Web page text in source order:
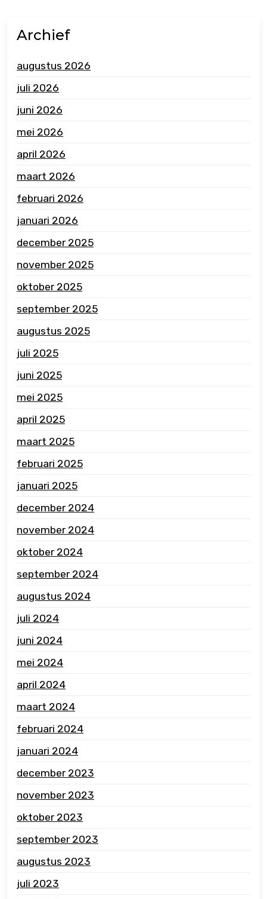
Archief
augustus 2026
juli 2026
juni 2026
mei 2026
april 2026
maart 2026
februari 2026
januari 2026
december 2025
november 2025
oktober 2025
september 2025
augustus 2025
juli 2025
juni 2025
mei 2025
april 2025
maart 2025
februari 2025
januari 2025
december 2024
november 2024
oktober 2024
september 2024
augustus 2024
juli 2024
juni 2024
mei 2024
april 2024
maart 2024
februari 2024
januari 2024
december 2023
november 2023
oktober 2023
september 2023
augustus 2023
juli 2023